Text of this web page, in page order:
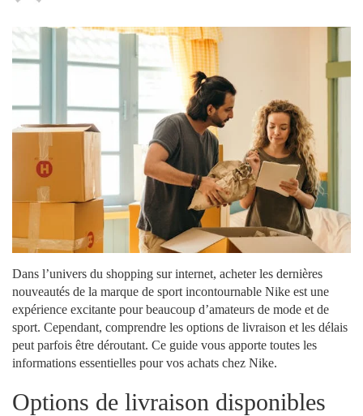
Dans l’univers du shopping sur internet, acheter les dernières
nouveautés de la marque de sport incontournable Nike est une
expérience excitante pour beaucoup d’amateurs de mode et de
sport. Cependant, comprendre les options de livraison et les délais
peut parfois être déroutant. Ce guide vous apporte toutes les
informations essentielles pour vos achats chez Nike.
Options de livraison disponibles